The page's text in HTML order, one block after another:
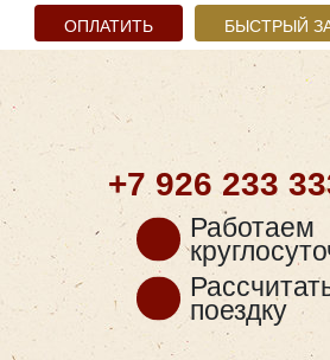
ОПЛАТИТЬ БЫСТРЫЙ
+7 926 233
Работаем
поездку